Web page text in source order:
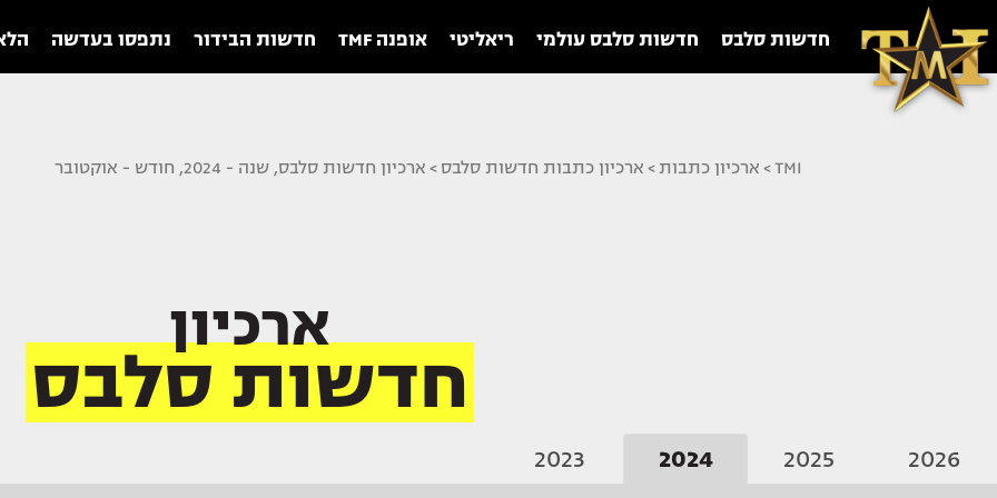
חדשות סלבס חדשות סלבס עולמי ריאליטי אופנה TMF חדשות הבידור נתפסו בעדשה
TMI
> ארכיון כתבות > ארכיון כתבות חדשות סלבס > ארכיון חדשות סלבס, שנה - 2024, חודש - אוקטובר
ארכיון
חדשות סלבס
2026
2025
2024
2023